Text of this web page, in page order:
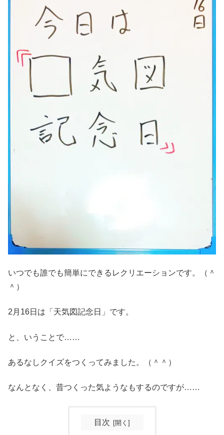
いつでも誰でも簡単にできるレクリエーションです。（＾
＾）
2月16日は「天気図記念日」です。
と、いうことで……
あるなしクイズをつくってみました。（＾＾）
なんとなく、昔つくった気ようなもするのですが……
目次